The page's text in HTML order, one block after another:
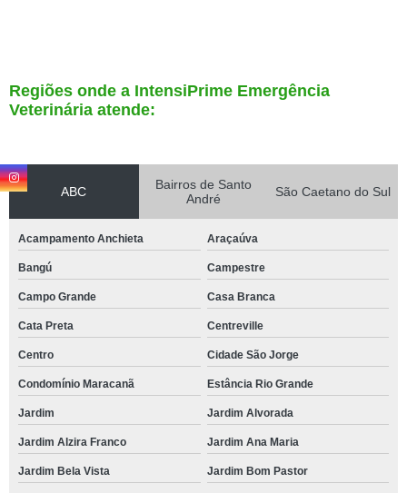
Regiões onde a IntensiPrime Emergência
Veterinária atende:
ABC
Bairros de Santo
André
São Caetano do Sul
Acampamento Anchieta Araçaúva
Bangú Campestre
Campo Grande Casa Branca
Cata Preta Centreville
Centro Cidade São Jorge
Condomínio Maracanã Estância Rio Grande
Jardim Jardim Alvorada
Jardim Alzira Franco Jardim Ana Maria
Jardim Bela Vista Jardim Bom Pastor